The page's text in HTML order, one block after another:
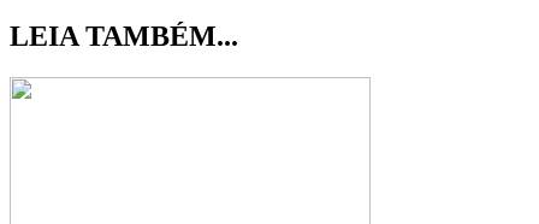
LEIA TAMBÉM...